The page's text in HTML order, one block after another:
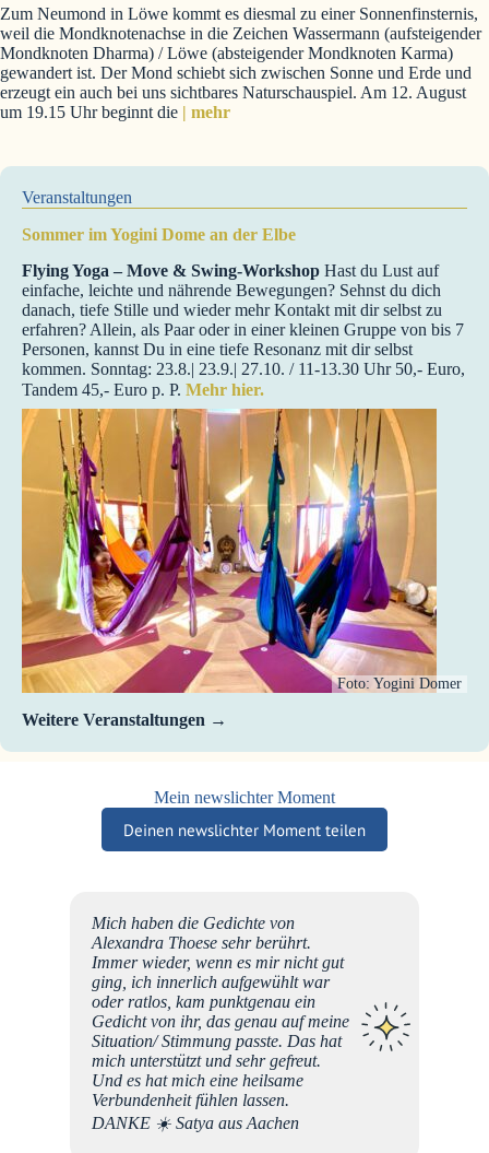
Zum Neumond in Löwe kommt es diesmal zu einer Sonnenfinsternis,
weil die Mondknotenachse in die Zeichen Wassermann (aufsteigender
Mondknoten Dharma) / Löwe (absteigender Mondknoten Karma)
gewandert ist. Der Mond schiebt sich zwischen Sonne und Erde und
erzeugt ein auch bei uns sichtbares Naturschauspiel. Am 12. August
um 19.15 Uhr beginnt die | mehr
Veranstaltungen
Sommer im Yogini Dome an der Elbe
Flying Yoga – Move & Swing-Workshop Hast du Lust auf
einfache, leichte und nährende Bewegungen? Sehnst du dich
danach, tiefe Stille und wieder mehr Kontakt mit dir selbst zu
erfahren? Allein, als Paar oder in einer kleinen Gruppe von bis 7
Personen, kannst Du in eine tiefe Resonanz mit dir selbst
kommen. Sonntag: 23.8.| 23.9.| 27.10. / 11-13.30 Uhr 50,- Euro,
Tandem 45,- Euro p. P. Mehr hier.
Foto: Yogini Domer
Weitere Veranstaltungen
Mein newslichter Moment
Deinen newslichter Moment teilen
Mich haben die Gedichte von
Alexandra Thoese sehr berührt.
Immer wieder, wenn es mir nicht gut
ging, ich innerlich aufgewühlt war
oder ratlos, kam punktgenau ein
Gedicht von ihr, das genau auf meine
Situation/ Stimmung passte. Das hat
mich unterstützt und sehr gefreut.
Und es hat mich eine heilsame
Verbundenheit fühlen lassen.
DANKE ☀️ Satya aus Aachen